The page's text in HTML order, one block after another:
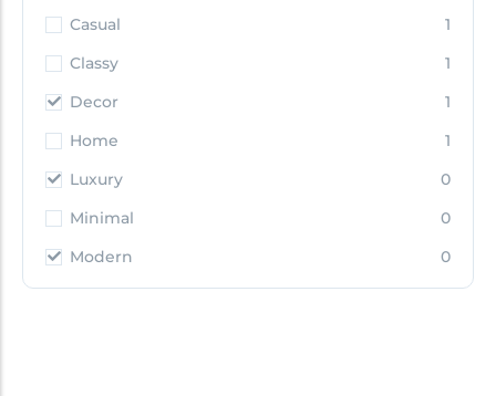
Casual
1
Classy
1
Decor
1
Home
1
Luxury
0
Minimal
0
Modern
0